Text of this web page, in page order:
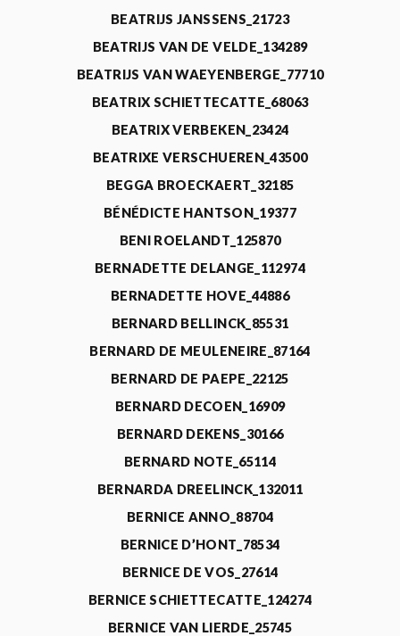
BEATRIJS JANSSENS_21723
BEATRIJS VAN DE VELDE_134289
BEATRIJS VAN WAEYENBERGE_77710
BEATRIX SCHIETTECATTE_68063
BEATRIX VERBEKEN_23424
BEATRIXE VERSCHUEREN_43500
BEGGA BROECKAERT_32185
BÉNÉDICTE HANTSON_19377
BENI ROELANDT_125870
BERNADETTE DELANGE_112974
BERNADETTE HOVE_44886
BERNARD BELLINCK_85531
BERNARD DE MEULENEIRE_87164
BERNARD DE PAEPE_22125
BERNARD DECOEN_16909
BERNARD DEKENS_30166
BERNARD NOTE_65114
BERNARDA DREELINCK_132011
BERNICE ANNO_88704
BERNICE D’HONT_78534
BERNICE DE VOS_27614
BERNICE SCHIETTECATTE_124274
BERNICE VAN LIERDE_25745